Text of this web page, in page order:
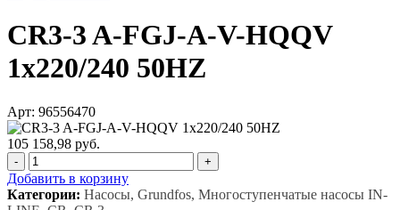
CR3-3 A-FGJ-A-V-HQQV
1x220/240 50HZ
Арт: 96556470
105 158,98 руб.
- +
Добавить в корзину
Категории: Насосы, Grundfos, Многоступенчатые насосы IN-